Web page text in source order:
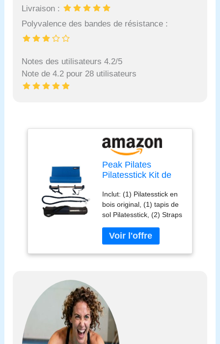
Livraison :
Polyvalence des bandes de résistance :
Notes des utilisateurs 4.2/5
Note de 4.2 pour 28 utilisateurs
Peak Pilates
Pilatesstick Kit de
Inclut: (1) Pilatesstick en
bois original, (1) tapis de
sol Pilatesstick, (2) Straps
résistance Slastix Pro, (1)
Ancre de sécurité pour
porte en mousse, (1)